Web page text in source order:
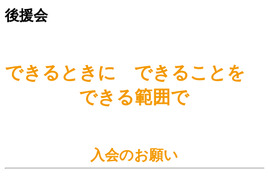
後援会
後
10
できるときに できることを
できる範囲で
入会のお願い